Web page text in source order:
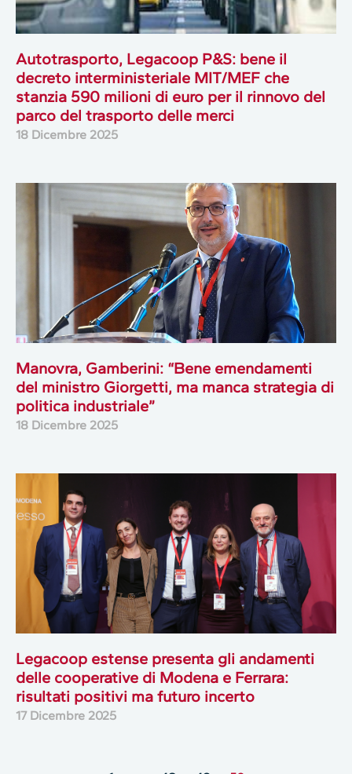
Autotrasporto, Legacoop P&S: bene il
decreto interministeriale MIT/MEF che
stanzia 590 milioni di euro per il rinnovo del
parco del trasporto delle merci
18 Dicembre 2025
Manovra, Gamberini: “Bene emendamenti
del ministro Giorgetti, ma manca strategia di
politica industriale”
18 Dicembre 2025
Legacoop estense presenta gli andamenti
delle cooperative di Modena e Ferrara:
risultati positivi ma futuro incerto
17 Dicembre 2025